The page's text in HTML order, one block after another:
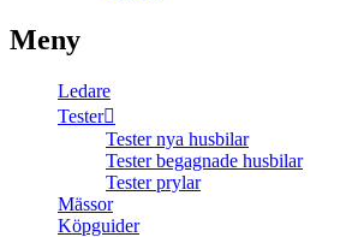
Meny
Ledare
Tester
Tester nya husbilar
Tester begagnade husbilar
Tester prylar
Mässor
Köpguider